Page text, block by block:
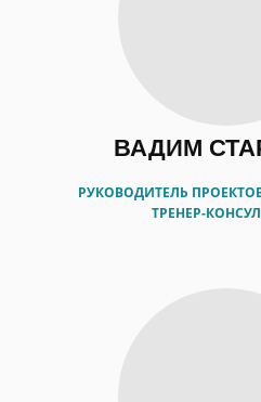
ВАДИМ
РУКОВОДИТЕЛЬ
ТРЕНЕР-